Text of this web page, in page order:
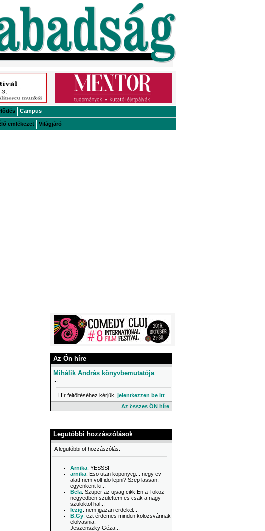
Campus
emlékezet Világjáró
Az Ön híre
Mihálik András könyvbemutatója
Hír feltöltéséhez kérjük, jelentkezzen be itt
Az összes ÖN híre
Legutóbbi hozzászólások
A legutóbbi öt hozzászólás.
Arnika: YESSS!
arnika: Eso utan koponyeg... negy ev
alatt nem volt ido lepni? Szep lassan,
egyenkent ki...
Bela: Szuper az ujsag cikk.En a Tokoz
negyedben szulettem es csak a nagy
szuloktol hal...
Iczig: nem igazan erdekel....
B.Gy: ezt érdemes minden kolozsvárinak
elolvasnia:
Jeszenszky Géza...